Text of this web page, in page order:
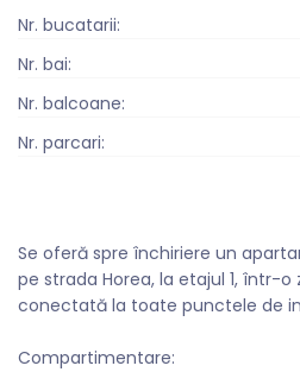
Nr. bucatarii:
Nr. bai:
Nr. balcoane:
Nr. parcari:
Se oferă spre închiriere un
pe strada Horea, la etajul 1, într-
conectată la toate punctele de
Compartimentare: